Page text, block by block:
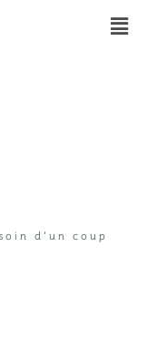
d’un coup